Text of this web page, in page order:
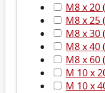
M8 x 20
M8 x 25
M8 x 30
M8 x 40
M8 x 60
M 10 x
M 10 x